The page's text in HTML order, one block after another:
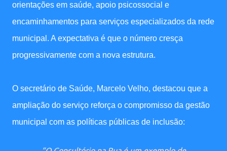
orientações em saúde, apoio psicossocial e
encaminhamentos para serviços especializados da rede
municipal. A expectativa é que o número cresça
progressivamente com a nova estrutura.
O secretário de Saúde, Marcelo Velho, destacou que a
ampliação do serviço reforça o compromisso da gestão
municipal com as políticas públicas de inclusão: